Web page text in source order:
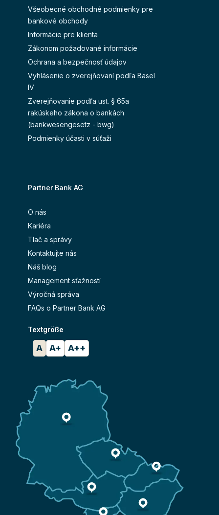
Všeobecné obchodné podmienky pre
bankové obchody
Informácie pre klienta
Zákonom požadované informácie
Ochrana a bezpečnosť údajov
Vyhlásenie o zverejňovaní podľa Basel
IV
Zverejňovanie podľa ust. § 65a
rakúskeho zákona o bankách
(bankwesengesetz - bwg)
Podmienky účasti v súťaži
Partner Bank AG
O nás
Kariéra
Tlač a správy
Kontaktujte nás
Náš blog
Management sťažností
Výročná správa
FAQs o Partner Bank AG
Textgröße
A A+ A++